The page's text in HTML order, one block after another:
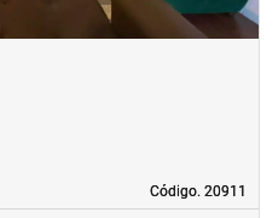
Código. 20911
Código. 20911